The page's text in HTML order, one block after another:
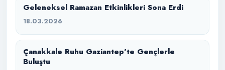
Geleneksel Ramazan Etkinlikleri Sona Erdi
18.03.2026
Çanakkale Ruhu Gaziantep’te Gençlerle
Buluştu